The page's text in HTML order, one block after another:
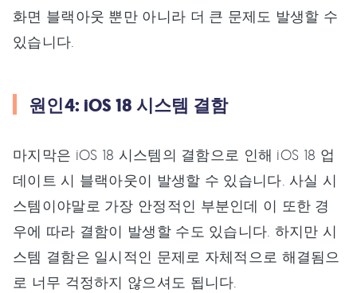
화면 블랙아웃 뿐만 아니라 더 큰 문제도 발생할 수
있습니다.
원인4: iOS 18 시스템 결함
마지막은 iOS 18 시스템의 결함으로 인해 iOS 18 업
데이트 시 블랙아웃이 발생할 수 있습니다. 사실 시
스템이야말로 가장 안정적인 부분인데 이 또한 경
우에 따라 결함이 발생할 수도 있습니다. 하지만 시
스템 결함은 일시적인 문제로 자체적으로 해결됨으
로 너무 걱정하지 않으셔도 됩니다.